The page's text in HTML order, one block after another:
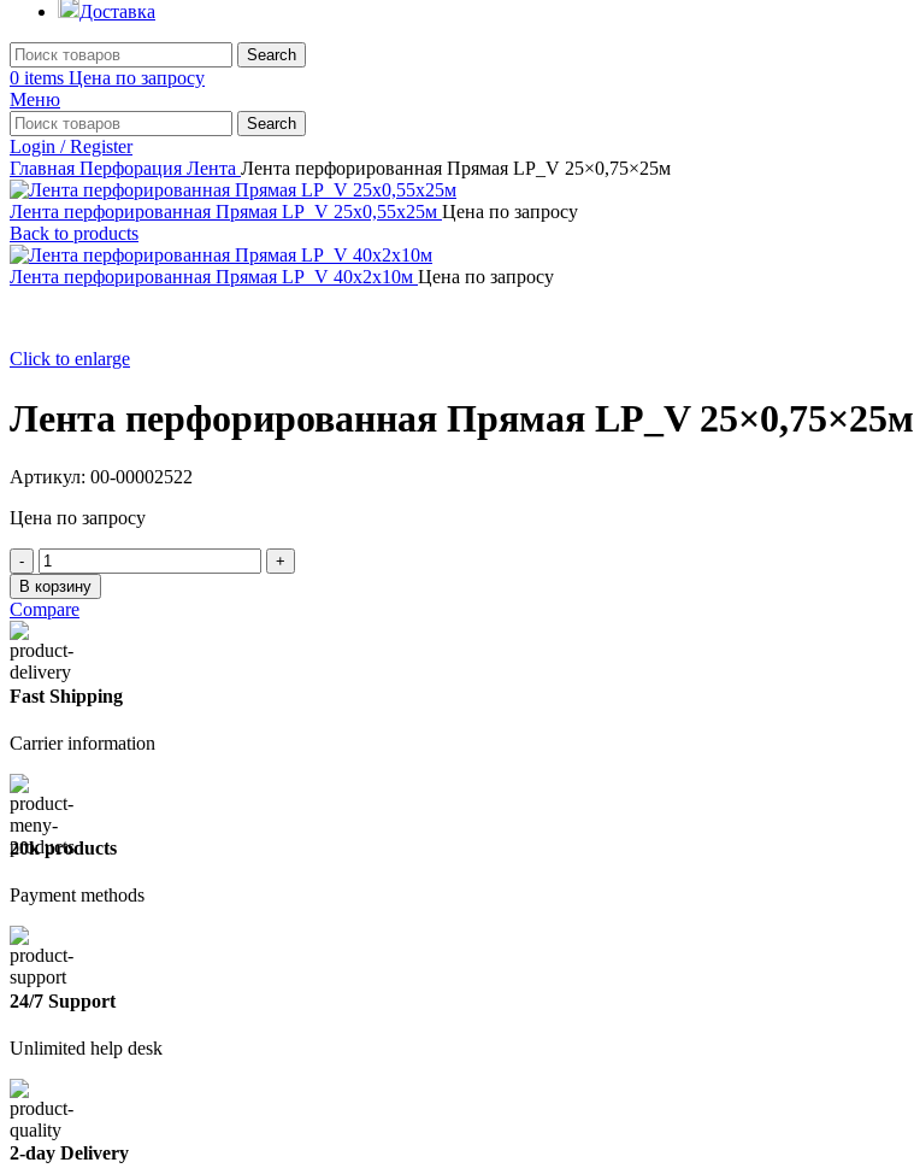
Доставка
Search
0 items Цена по запросу
Меню
Search
Login / Register
Главная Перфорация Лента Лента перфорированная Прямая LP_V 25×0,75×25м
Лента перфорированная Прямая LP_V 25x0,55x25м Цена по запросу
Back to products
Лента перфорированная Прямая LP_V 40x2x10м Цена по запросу
Click to enlarge
Лента перфорированная Прямая LP_V 25×0,75×25м
Артикул: 00-00002522
Цена по запросу
Количество
товара
Лента
перфорированная
Прямая
LP_V
25x0,75x25м
В корзину
Compare
Fast Shipping
Carrier information
20k products
Payment methods
24/7 Support
Unlimited help desk
2-day Delivery